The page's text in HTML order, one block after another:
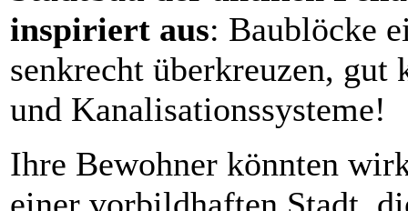
inspiriert aus: Baublöcke
senkrecht überkreuzen, gut
und Kanalisationssysteme!
Ihre Bewohner könnten
einer vorbildhaften Stadt,